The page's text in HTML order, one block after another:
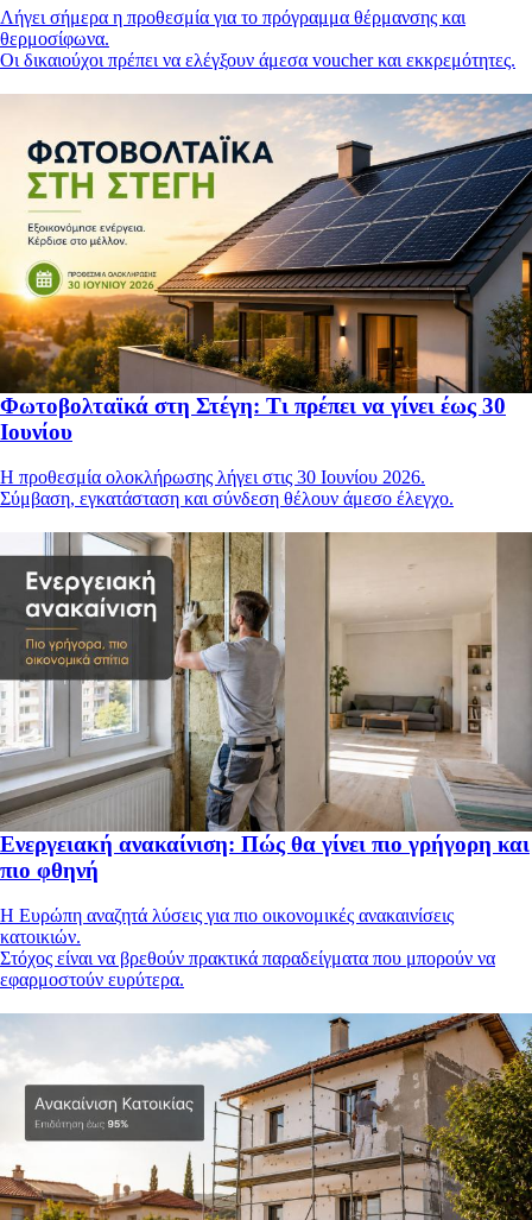
Λήγει σήμερα η προθεσμία για το πρόγραμμα θέρμανσης και
θερμοσίφωνα.
Οι δικαιούχοι πρέπει να ελέγξουν άμεσα voucher και εκκρεμότητες.
Φωτοβολταϊκά στη Στέγη: Τι πρέπει να γίνει έως 30
Ιουνίου
Η προθεσμία ολοκλήρωσης λήγει στις 30 Ιουνίου 2026.
Σύμβαση, εγκατάσταση και σύνδεση θέλουν άμεσο έλεγχο.
Ενεργειακή ανακαίνιση: Πώς θα γίνει πιο γρήγορη και
πιο φθηνή
Η Ευρώπη αναζητά λύσεις για πιο οικονομικές ανακαινίσεις
κατοικιών.
Στόχος είναι να βρεθούν πρακτικά παραδείγματα που μπορούν να
εφαρμοστούν ευρύτερα.